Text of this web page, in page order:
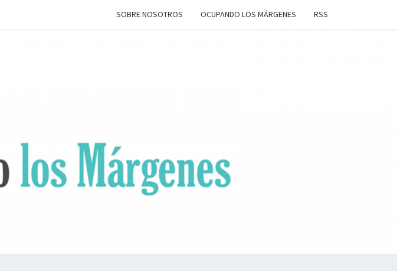
SOBRE NOSOTROS OCUPANDO LOS MÁRGENES RSS
OCUPANDO
LOS
MÁRGENES
Terapia
Ocupacional
Desde Los
Márgenes